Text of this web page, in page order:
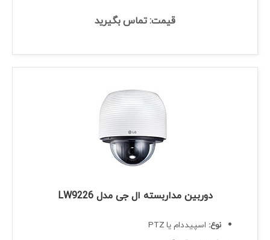
قیمت: تماس بگیرید
دوربین مداربسته ال جی مدل LW9226
نوع: اسپیددام یا PTZ